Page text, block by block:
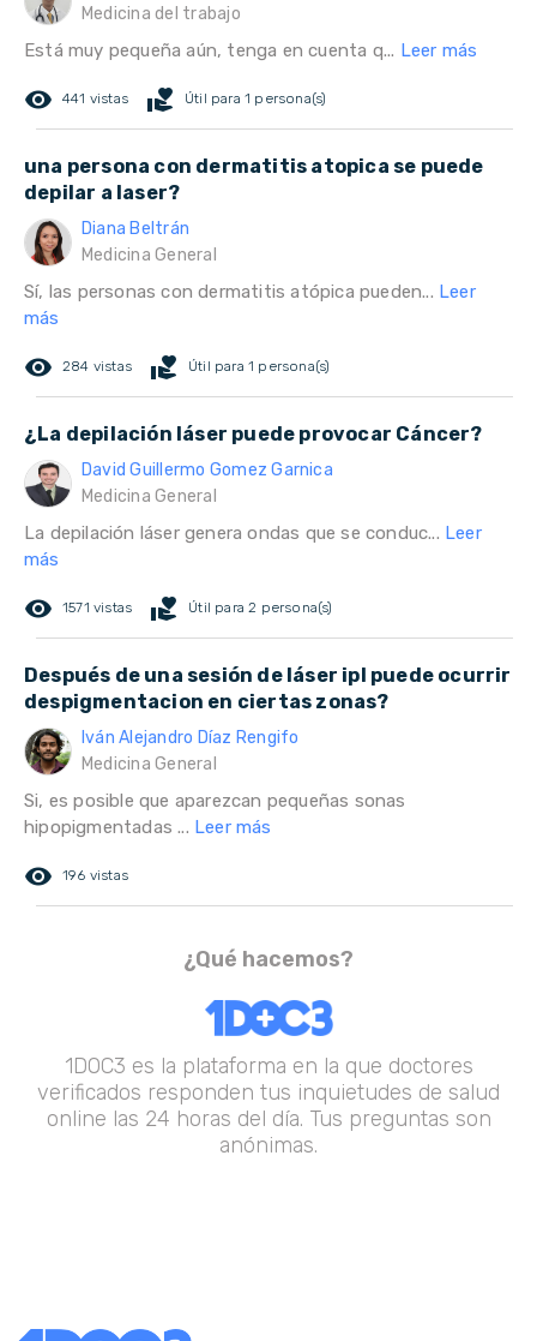
Medicina del trabajo
Está muy pequeña aún, tenga en cuenta q... Leer más
remove_red_eye 441 vistas volunteer_activism Útil para 1 persona(s)
una persona con dermatitis atopica se puede
depilar a laser?
Diana Beltrán
Medicina General
Sí, las personas con dermatitis atópica pueden... Leer
más
remove_red_eye 284 vistas volunteer_activism Útil para 1 persona(s)
¿La depilación láser puede provocar Cáncer?
David Guillermo Gomez Garnica
Medicina General
La depilación láser genera ondas que se conduc... Leer
más
remove_red_eye 1571 vistas volunteer_activism Útil para 2 persona(s)
Después de una sesión de láser ipl puede ocurrir
despigmentacion en ciertas zonas?
Iván Alejandro Díaz Rengifo
Medicina General
Si, es posible que aparezcan pequeñas sonas
hipopigmentadas ... Leer más
remove_red_eye 196 vistas
¿Qué hacemos?
1DOC3 es la plataforma en la que doctores
verificados responden tus inquietudes de salud
online las 24 horas del día. Tus preguntas son
anónimas.